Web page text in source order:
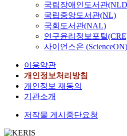
국립장애인도서관
국립중앙도서관(NL)
국회도서관(NAL)
연구윤리정보포털
사이언스온 (ScienceON)
이용약관
개인정보처리방침
개인정보 재동의
기관소개
저작물 게시중단요청